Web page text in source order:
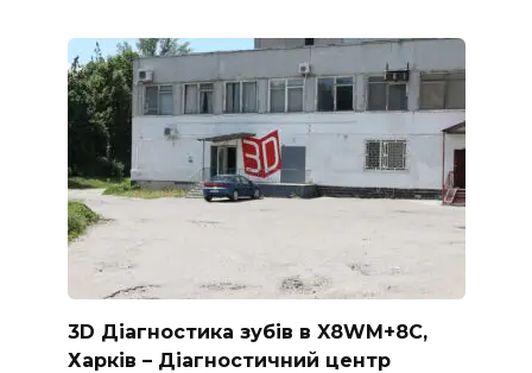
3D Діагностика зубів в X8WM+8C,
Харків – Діагностичний центр